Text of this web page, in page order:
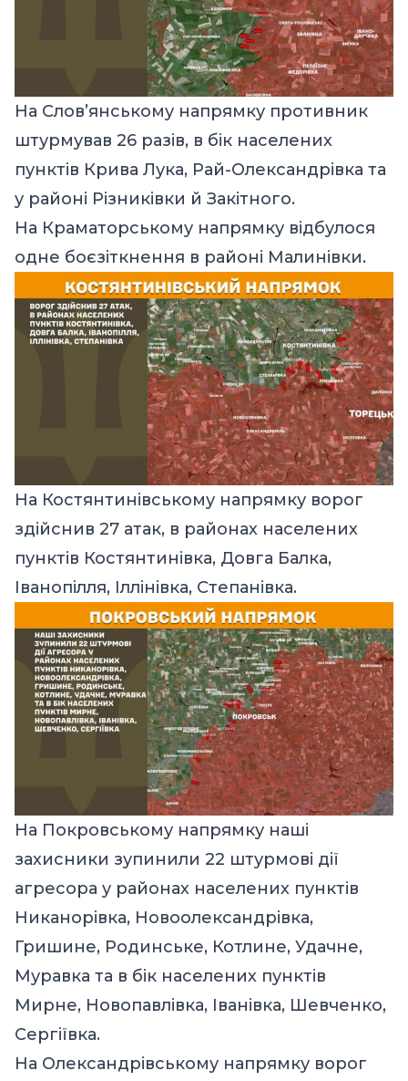
На Слов’янському напрямку противник
штурмував 26 разів, в бік населених
пунктів Крива Лука, Рай-Олександрівка та
у районі Різниківки й Закітного.
На Краматорському напрямку відбулося
одне боєзіткнення в районі Малинівки.
На Костянтинівському напрямку ворог
здійснив 27 атак, в районах населених
пунктів Костянтинівка, Довга Балка,
Іванопілля, Іллінівка, Степанівка.
На Покровському напрямку наші
захисники зупинили 22 штурмові дії
агресора у районах населених пунктів
Никанорівка, Новоолександрівка,
Гришине, Родинське, Котлине, Удачне,
Муравка та в бік населених пунктів
Мирне, Новопавлівка, Іванівка, Шевченко,
Сергіївка.
На Олександрівському напрямку ворог